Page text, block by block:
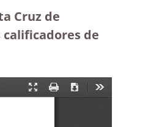
Cruz de
de